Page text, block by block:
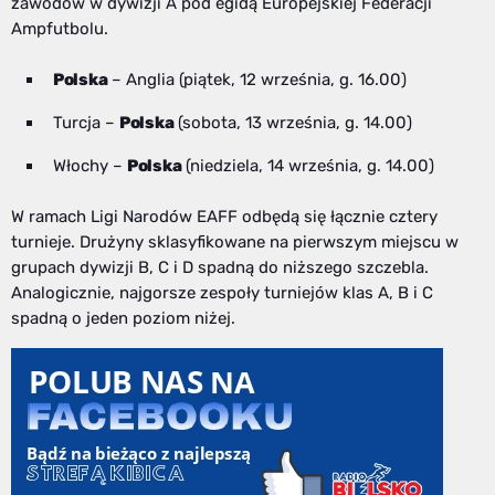
Ampfutbolu.
Polska– Anglia (piątek, 12 września, g. 16.00)
Turcja – Polska(sobota, 13 września, g. 14.00)
Włochy – Polska(niedziela, 14 września, g. 14.00)
W ramach Ligi Narodów EAFF odbędą się łącznie cztery
turnieje. Drużyny sklasyfikowane na pierwszym miejscu w
grupach dywizji B, C i D spadną do niższego szczebla.
Analogicznie, najgorsze zespoły turniejów klas A, B i C
spadną o jeden poziom niżej.